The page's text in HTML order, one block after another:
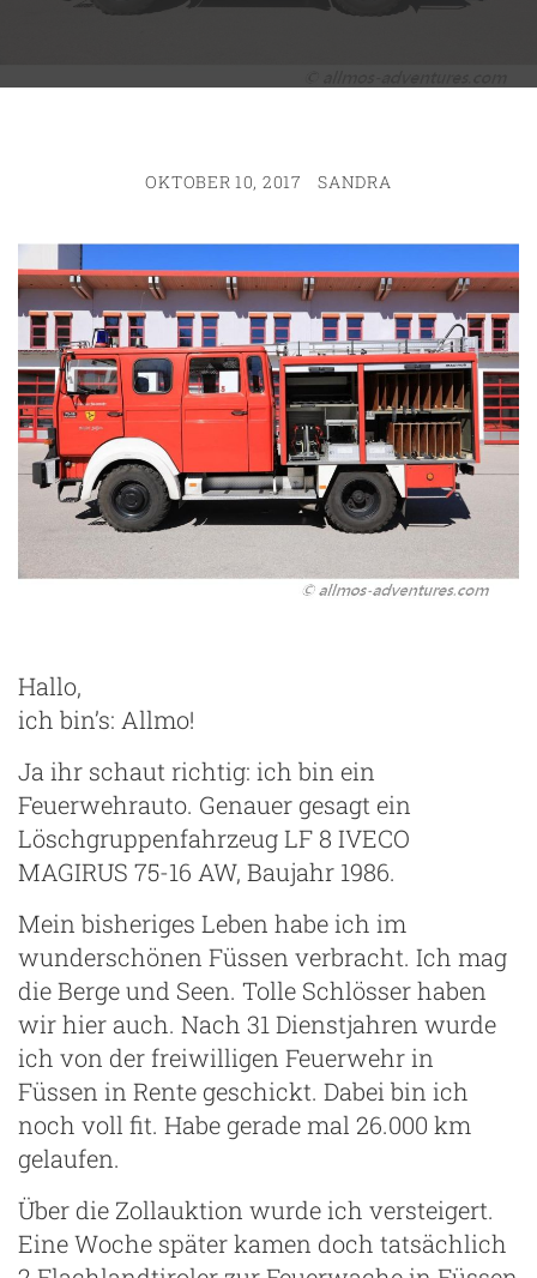
OKTOBER 10, 2017 SANDRA
Hallo,
ich bin’s: Allmo!
Ja ihr schaut richtig: ich bin ein
Feuerwehrauto. Genauer gesagt ein
Löschgruppenfahrzeug LF 8 IVECO
MAGIRUS 75-16 AW, Baujahr 1986.
Mein bisheriges Leben habe ich im
wunderschönen Füssen verbracht. Ich mag
die Berge und Seen. Tolle Schlösser haben
wir hier auch. Nach 31 Dienstjahren wurde
ich von der freiwilligen Feuerwehr in
Füssen in Rente geschickt. Dabei bin ich
noch voll fit. Habe gerade mal 26.000 km
gelaufen.
Über die Zollauktion wurde ich versteigert.
Eine Woche später kamen doch tatsächlich